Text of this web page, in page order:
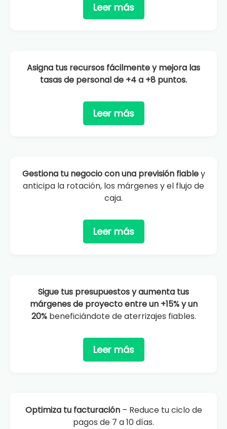
Leer más
Asigna tus recursos fácilmente y mejora las
tasas de personalde +4 a +8 puntos.
Leer más
Gestiona tu negocio con una previsión fiabley
anticipa la rotación, los márgenes y el flujo de
caja.
Leer más
Sigue tus presupuestos y aumenta tus
márgenes de proyecto entre un +15% y un
20%beneficiándote de aterrizajes fiables.
Leer más
Optimiza tu facturación– Reduce tu ciclo de
pagos de 7 a 10 días.